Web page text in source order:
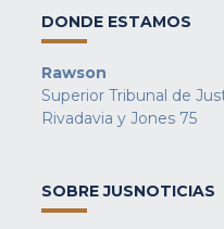
DONDE ESTAMOS
Rawson
Superior Tribunal de
Rivadavia y Jones 75
SOBRE JUSNOTICIAS